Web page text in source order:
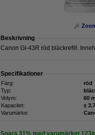
Beskrivning
Canon GI-43R röd bläckrefill.
Specifikationer
Färg: röd
Typ:
Volym:
60
Kapacitet:
±
Varumärke:
Spara 31% med varumärket